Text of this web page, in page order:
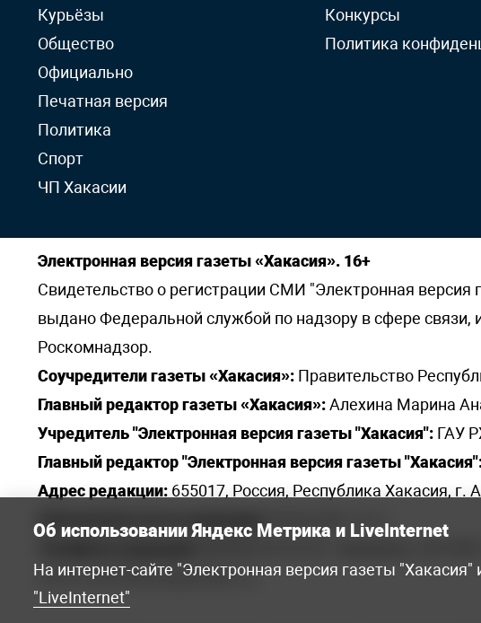
Курьёзы
Общество
Официально
Печатная версия
Политика
Спорт
ЧП Хакасии
Конкурсы
Политика
Электронная версия газеты «Хакасия». 16+
Свидетельство о регистрации СМИ "Электронная
выдано Федеральной службой по надзору в сфере
Роскомнадзор.
Соучредители газеты «Хакасия»: Правительство
Главный редактор газеты «Хакасия»:Алехина Марина
Учредитель "Электронная версия газеты "Хакасия": ГАУ
Главный редактор "Электронная версия газеты
Адрес редакции: 655017, Россия, Республика Хакасия, г.
Электронная почта редакции: khakred@r-19.ru
elena.s.korotkowa@yandex.ru.
Об использовании Яндекс Метрика и LiveInternet
На интернет-сайте "Электронная версия газеты
"LiveInternet"